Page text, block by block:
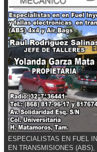
ESPECIALISTAS EN FUEL
EN TRANSMISIONES